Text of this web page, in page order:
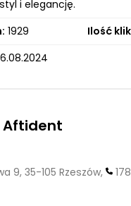
i elegancję.
1929 Ilość
Aftident
9, 35-105 Rzeszów,